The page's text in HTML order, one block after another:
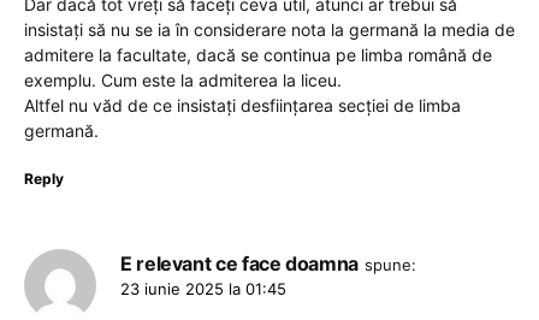
insistați să nu se ia în considerare nota la germană la media de
admitere la facultate, dacă se continua pe limba română de
exemplu. Cum este la admiterea la liceu.
Altfel nu văd de ce insistați desființarea secției de limba
germană.
Reply
E relevant ce face doamna spune:
23 iunie 2025 la 01:45